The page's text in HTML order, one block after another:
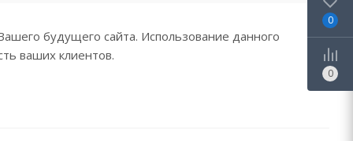
будущего сайта. Использование данного
ваших клиентов.
0
0